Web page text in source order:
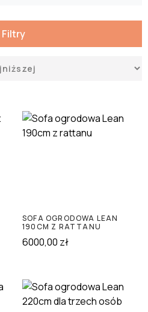
Filtry
SOFA OGRODOWA LEAN
190CM Z RATTANU
6000,00 zł